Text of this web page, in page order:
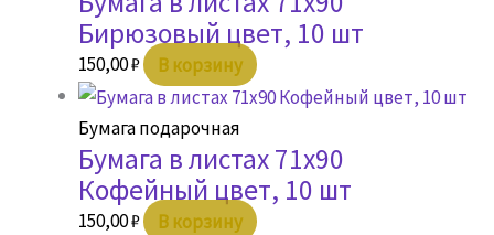
Бирюзовый цвет, 10 шт
150,00₽ В корзину
Бумага подарочная
Бумага в листах 71х90
Кофейный цвет, 10 шт
150,00₽ В корзину